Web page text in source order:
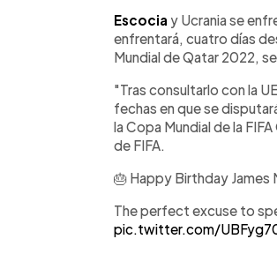
► Escuchar
Escocia y Ucrania se
enfrentará, cuatro días
Mundial de Qatar 2022,
"Tras consultarlo con la
fechas en que se
la Copa Mundial de la
de FIFA.
🎂 Happy Birthday James
The perfect excuse to
pic.twitter.com/